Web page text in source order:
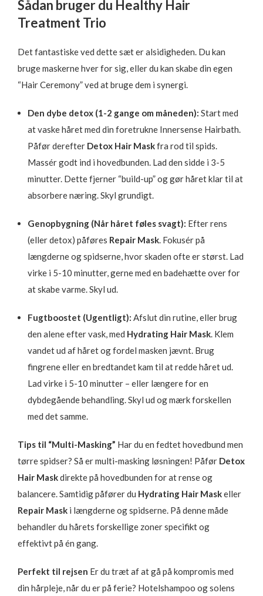
Sådan bruger du Healthy Hair
Treatment Trio
Det fantastiske ved dette sæt er alsidigheden. Du kan
bruge maskerne hver for sig, eller du kan skabe din egen
“Hair Ceremony” ved at bruge dem i synergi.
Den dybe detox (1-2 gange om måneden): Start med
at vaske håret med din foretrukne Innersense Hairbath.
Påfør derefter Detox Hair Maskfra rod til spids.
Massér godt ind i hovedbunden. Lad den sidde i 3-5
minutter. Dette fjerner “build-up” og gør håret klar til at
absorbere næring. Skyl grundigt.
Genopbygning (Når håret føles svagt): Efter rens
(eller detox) påføres Repair Mask. Fokusér på
længderne og spidserne, hvor skaden ofte er størst. Lad
virke i 5-10 minutter, gerne med en badehætte over for
at skabe varme. Skyl ud.
Fugtboostet (Ugentligt): Afslut din rutine, eller brug
den alene efter vask, med Hydrating Hair Mask. Klem
vandet ud af håret og fordel masken jævnt. Brug
fingrene eller en bredtandet kam til at redde håret ud.
Lad virke i 5-10 minutter – eller længere for en
dybdegående behandling. Skyl ud og mærk forskellen
med det samme.
Tips til “Multi-Masking” Har du en fedtet hovedbund men
tørre spidser? Så er multi-masking løsningen! Påfør Detox
Hair Maskdirekte på hovedbunden for at rense og
balancere. Samtidig påfører du Hydrating Hair Maskeller
Repair Mask i længderne og spidserne. På denne måde
behandler du hårets forskellige zoner specifikt og
effektivt på én gang.
Perfekt til rejsen Er du træt af at gå på kompromis med
din hårpleje, når du er på ferie? Hotelshampoo og solens